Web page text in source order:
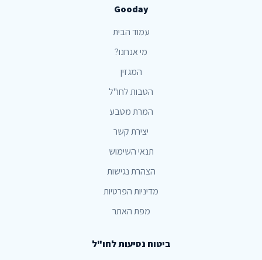
Gooday
עמוד הבית
מי אנחנו?
המגזין
הטבות לחו"ל
המרת מטבע
יצירת קשר
תנאי השימוש
הצהרת נגישות
מדיניות הפרטיות
מפת האתר
ביטוח נסיעות לחו"ל